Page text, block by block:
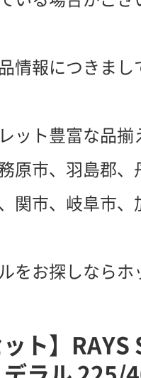
情報につきま
ット豊富な品揃
原市、羽島郡
関市、岐阜市
をお探しなら
ット】